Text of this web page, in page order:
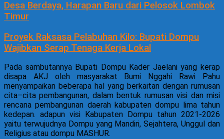
Desa Berdaya, Harapan Baru dari Pelosok Lombok
Timur
Proyek Raksasa Pelabuhan Kilo: Bupati Dompu
Wajibkan Serap Tenaga Kerja Lokal
Pada sambutannya Bupati Dompu Kader Jaelani yang kerap
disapa AKJ oleh masyarakat Bumi Nggahi Rawi Pahu
menyampaikan beberapa hal yang berkaitan dengan rumusan
cita–cita pembangunan, dalam bentuk rumusan visi dan misi
rencana pembangunan daerah kabupaten dompu lima tahun
kedepan. adapun visi Kabupaten Dompu tahun 2021-2026
yaitu terwujudnya Dompu yang Mandiri, Sejahtera, Unggul dan
Religius atau dompu MASHUR.